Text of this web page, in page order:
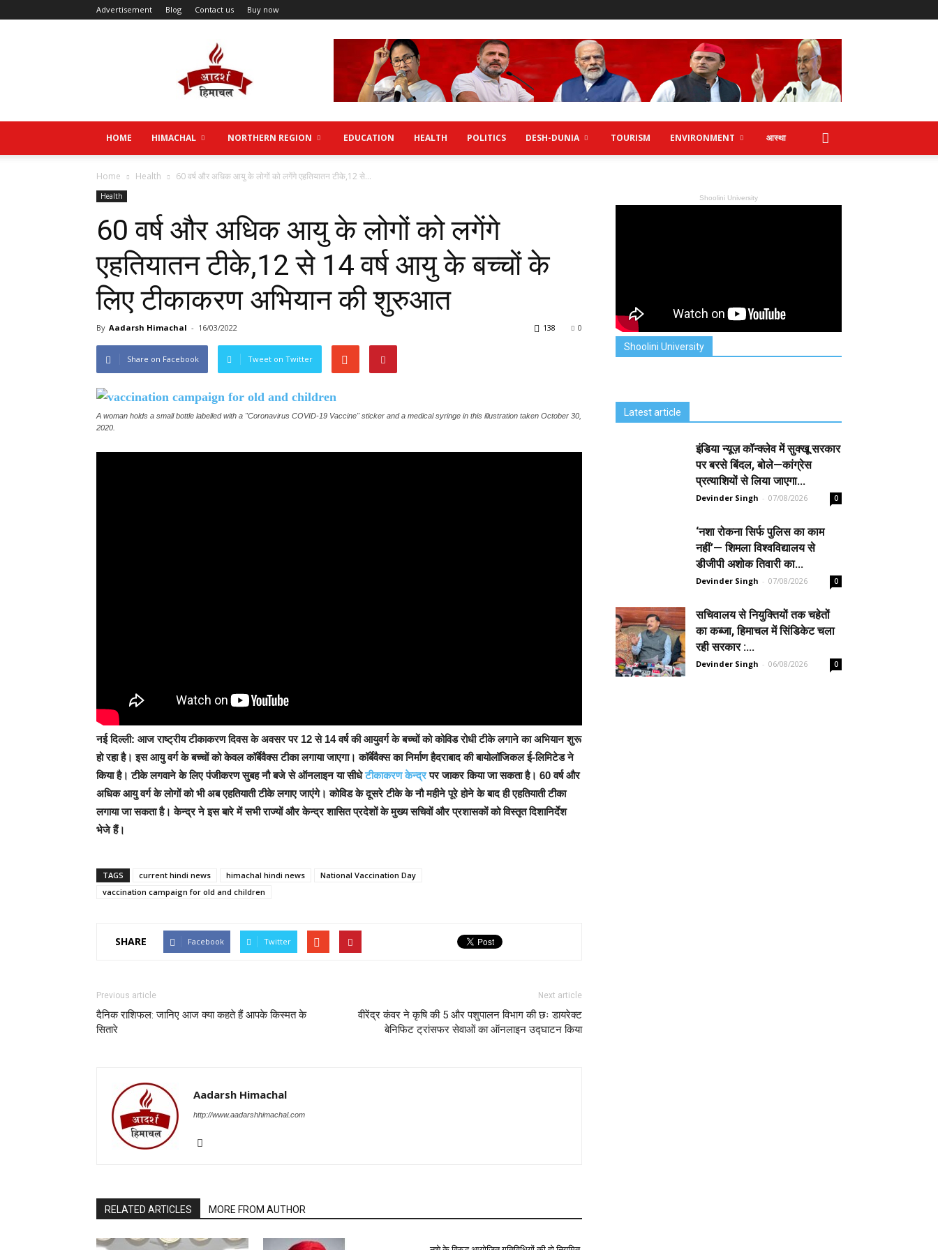
Advertisement Blog Contact us Buy now
HOME HIMACHAL NORTHERN REGION EDUCATION HEALTH POLITICS DESH-DUNIA TOURISM ENVIRONMENT आस्था
Home Health 60 वर्ष और अधिक आयु के लोगों को लगेंगे एहतियातन टीके,12 से...
Health
60 वर्ष और अधिक आयु के लोगों को लगेंगे
एहतियातन टीके,12 से 14 वर्ष आयु के बच्चों के
लिए टीकाकरण अभियान की शुरुआत
By Aadarsh Himachal - 16/03/2022 0
138
Share on Facebook Tweet on Twitter
A woman holds a small bottle labelled with a "Coronavirus COVID-19 Vaccine" sticker and a medical syringe in this illustration taken October 30,
2020.
नई दिल्ली: आज राष्ट्रीय टीकाकरण दिवस के अवसर पर 12 से 14 वर्ष की आयुवर्ग के बच्चों को कोविड रोधी टीके लगाने का अभियान शुरू
हो रहा है। इस आयु वर्ग के बच्चों को केवल कॉर्बेवैक्स टीका लगाया जाएगा। कॉर्बेवैक्स का निर्माण हैदराबाद की बायोलॉजिकल ई-लिमिटेड ने
किया है। टीके लगवाने के लिए पंजीकरण सुबह नौ बजे से ऑनलाइन या सीधेटीकाकरण केन्द्रपर जाकर किया जा सकता है। 60 वर्ष और
अधिक आयु वर्ग के लोगों को भी अब एहतियाती टीके लगाए जाएंगे। कोविड के दूसरे टीके के नौ महीने पूरे होने के बाद ही एहतियाती टीका
लगाया जा सकता है। केन्द्र ने इस बारे में सभी राज्यों और केन्द्र शासित प्रदेशों के मुख्य सचिवों और प्रशासकों को विस्तृत दिशानिर्देश
भेजे हैं।
TAGS current hindi news himachal hindi news
National Vaccination Day
vaccination campaign for old and children
SHARE Facebook Twitter
Previous article
दैनिक राशिफल: जानिए आज क्या कहते हैं आपके किस्मत के
सितारे
Next article
वीरेंद्र कंवर ने कृषि की 5 और पशुपालन विभाग की छः डायरेक्ट
बेनिफिट ट्रांसफर सेवाओं का ऑनलाइन उद्घाटन किया
Aadarsh Himachal
http://www.aadarshhimachal.com
RELATED ARTICLES MORE FROM AUTHOR
Shoolini University
Shoolini University
Latest article
इंडिया न्यूज़ कॉन्क्लेव में सुक्खू सरकार
पर बरसे बिंदल, बोले—कांग्रेस
प्रत्याशियों से लिया जाएगा...
Devinder Singh - 07/08/2026 0
‘नशा रोकना सिर्फ पुलिस का काम
नहीं’— शिमला विश्वविद्यालय से
डीजीपी अशोक तिवारी का...
Devinder Singh - 07/08/2026 0
सचिवालय से नियुक्तियों तक चहेतों
का कब्जा, हिमाचल में सिंडिकेट चला
रही सरकार :...
Devinder Singh - 06/08/2026 0